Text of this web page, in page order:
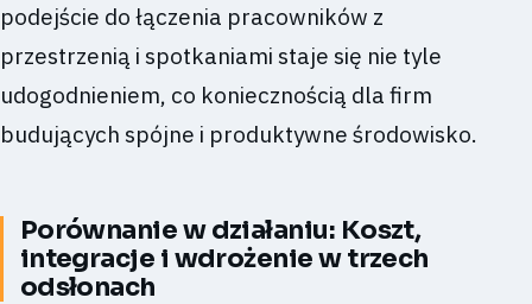
podejście do łączenia pracowników z
przestrzenią i spotkaniami staje się nie tyle
udogodnieniem, co koniecznością dla firm
budujących spójne i produktywne środowisko.
Porównanie w działaniu: Koszt,
integracje i wdrożenie w trzech
odsłonach